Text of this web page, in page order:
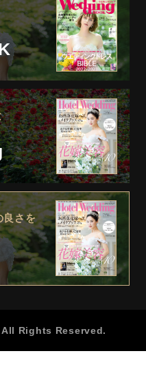
良さを
Rights Reserved.